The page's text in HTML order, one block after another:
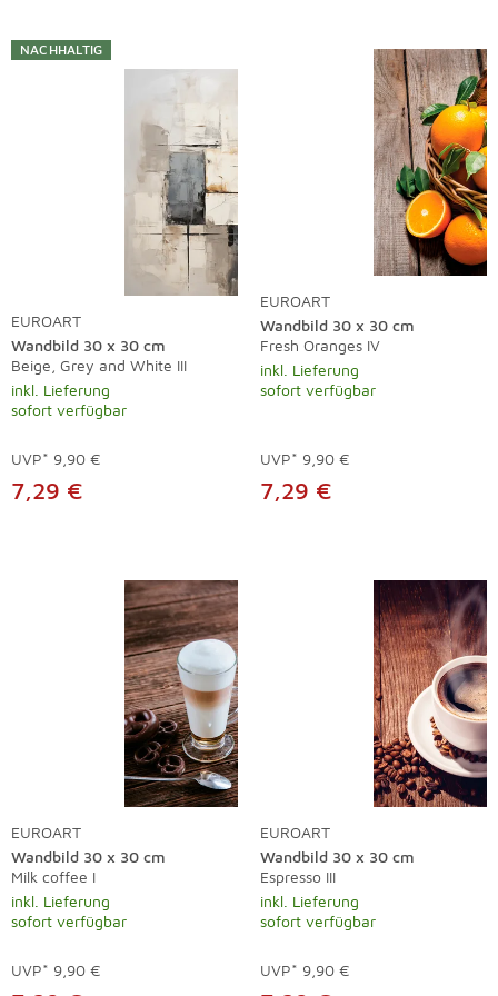
NACHHALTIG
EUROART
Wandbild 30 x 30 cm
Beige, Grey and White III
inkl. Lieferung
sofort verfügbar
UVP* 9,90 €
7,29 €
EUROART
Wandbild 30 x 30 cm
Fresh Oranges IV
inkl. Lieferung
sofort verfügbar
UVP* 9,90 €
7,29 €
EUROART
Wandbild 30 x 30 cm
Milk coffee I
inkl. Lieferung
sofort verfügbar
UVP* 9,90 €
EUROART
Wandbild 30 x 30 cm
Espresso III
inkl. Lieferung
sofort verfügbar
UVP* 9,90 €